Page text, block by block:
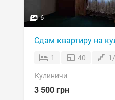
6
Сдам квартиру на
1 40
Кулиничи
3 500 грн